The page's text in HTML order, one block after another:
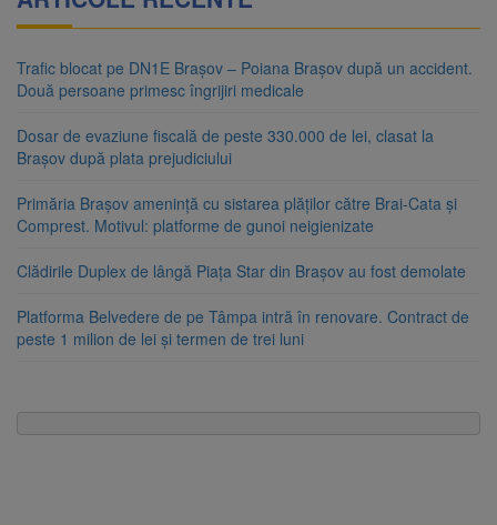
Trafic blocat pe DN1E Brașov – Poiana Brașov după un accident.
Două persoane primesc îngrijiri medicale
Dosar de evaziune fiscală de peste 330.000 de lei, clasat la
Brașov după plata prejudiciului
Primăria Brașov amenință cu sistarea plăților către Brai-Cata și
Comprest. Motivul: platforme de gunoi neigienizate
Clădirile Duplex de lângă Piața Star din Brașov au fost demolate
Platforma Belvedere de pe Tâmpa intră în renovare. Contract de
peste 1 milion de lei și termen de trei luni